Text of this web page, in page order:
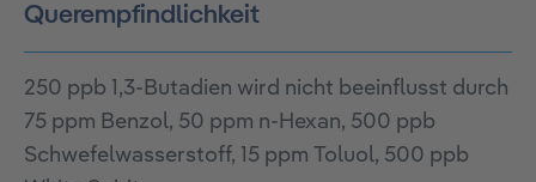
Querempfindlichkeit
250 ppb 1,3-Butadien wird nicht beeinflusst durch
75 ppm Benzol, 50 ppm n-Hexan, 500 ppb
Schwefelwasserstoff, 15 ppm Toluol, 500 ppb